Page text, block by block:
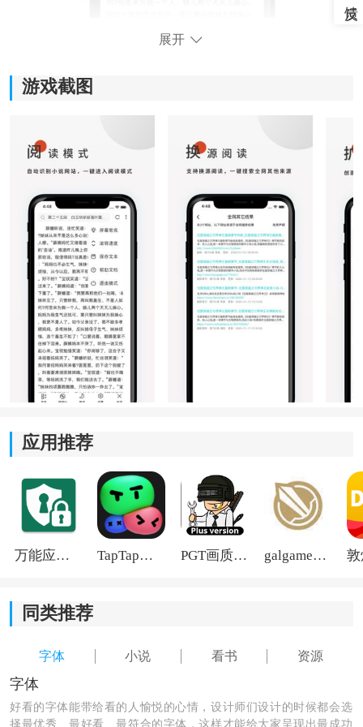
《搜书大师Pro》软件特色：
1.为了满足不同人群的偏好，各种主题被专门划分为不同
的类别，方便用户快速查找；
2.资源的搜索功能特别快捷，超强的图书搜索能力，查找
资源高效快捷，追书非常方便；
3.在各种各样的书籍和平台上都有许多高质量的作品。只
有高质量的作品才能上架，每个人都可以永远免费阅
展开
游戏截图
应用推荐
万能应用隐藏 TapTap国际版2026 PGT画质助手旧版 galgame游戏盒子2026
同类推荐
字体 小说 看书 资源
字体
好看的字体能带给看的人愉悦的心情，设计师们设计的时候都会选
择最优秀、最好看、最符合的字体，这样才能给大家呈现出最成功